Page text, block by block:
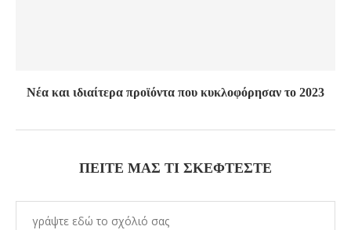
Νέα και ιδιαίτερα προϊόντα που κυκλοφόρησαν το 2023
ΠΕΊΤΕ ΜΑΣ ΤΙ ΣΚΈΦΤΕΣΤΕ